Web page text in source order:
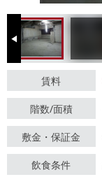
Previous
賃料
階数/面積
敷金・保証金
飲食条件